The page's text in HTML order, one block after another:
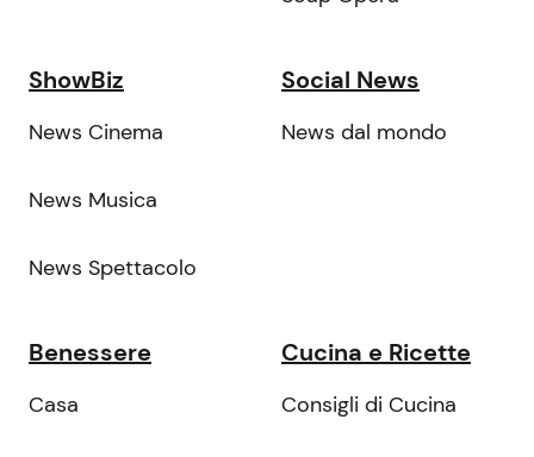
ShowBiz
News Cinema
News Musica
News Spettacolo
Social News
News dal mondo
Benessere
Casa
Cucina e Ricette
Consigli di Cucina